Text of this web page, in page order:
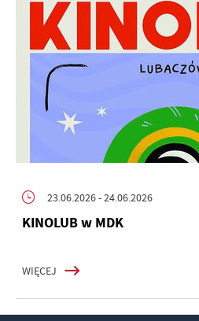
23.06.2026- 24.06.2026
KINOLUB w MDK
WIĘCEJ